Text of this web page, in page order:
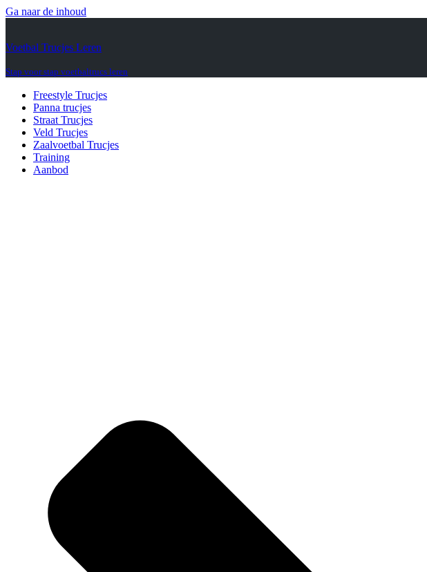
Ga naar de inhoud
Voetbal Trucjes Leren
Stap voor stap voetbaltrucs leren
Freestyle Trucjes
Panna trucjes
Straat Trucjes
Veld Trucjes
Zaalvoetbal Trucjes
Training
Aanbod